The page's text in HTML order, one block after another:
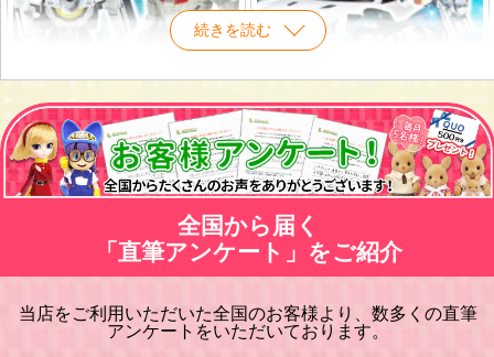
続きを読む
マクロスプラモデル 買取 車・バイク プラモデル買取
戦車・軍用機・軍艦 プラモデル買取 旅客機/飛行機 プラモデル買取
全国から届く
「直筆アンケート」をご紹介
当店をご利用いただいた全国のお客様より、数多くの直筆
アンケートをいただいております。